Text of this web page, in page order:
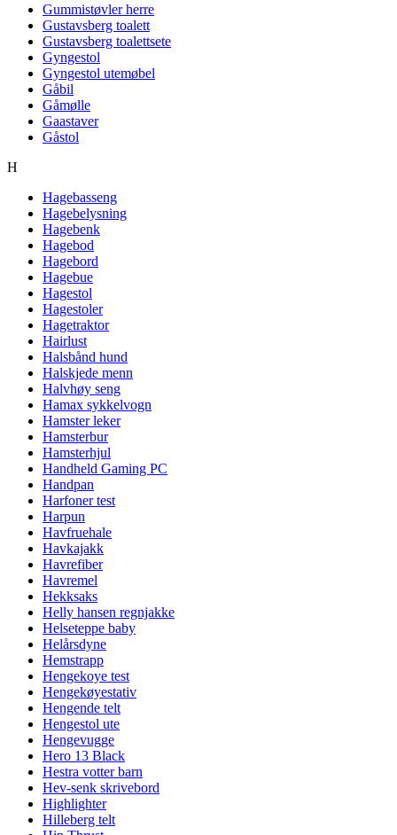
Gummistøvler herre
Gustavsberg toalett
Gustavsberg toalettsete
Gyngestol
Gyngestol utemøbel
Gåbil
Gåmølle
Gaastaver
Gåstol
H
Hagebasseng
Hagebelysning
Hagebenk
Hagebod
Hagebord
Hagebue
Hagestol
Hagestoler
Hagetraktor
Hairlust
Halsbånd hund
Halskjede menn
Halvhøy seng
Hamax sykkelvogn
Hamster leker
Hamsterbur
Hamsterhjul
Handheld Gaming PC
Handpan
Harfoner test
Harpun
Havfruehale
Havkajakk
Havrefiber
Havremel
Hekksaks
Helly hansen regnjakke
Helseteppe baby
Helårsdyne
Hemstrapp
Hengekoye test
Hengekøyestativ
Hengende telt
Hengestol ute
Hengevugge
Hero 13 Black
Hestra votter barn
Hev-senk skrivebord
Highlighter
Hilleberg telt